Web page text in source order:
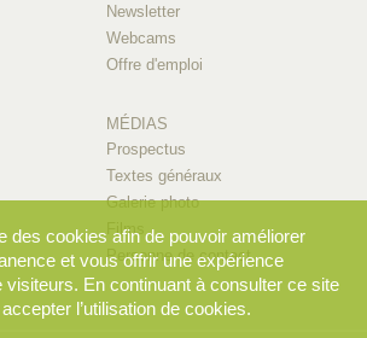
Newsletter
Webcams
Offre d'emploi
MÉDIAS
Prospectus
Textes généraux
Galerie photo
Films
Personne de contact
des cookies afin de pouvoir améliorer
et vous offrir une expérience
visiteurs. En continuant à consulter ce site
l’utilisation de cookies.